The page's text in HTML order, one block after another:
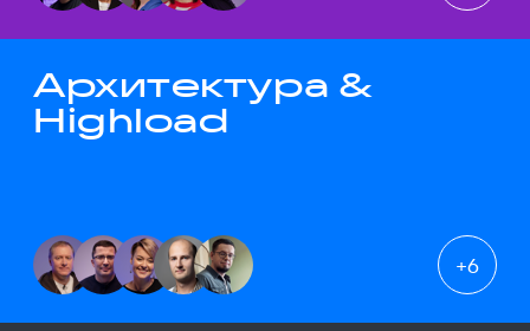
Архитектура &
Highload
+6